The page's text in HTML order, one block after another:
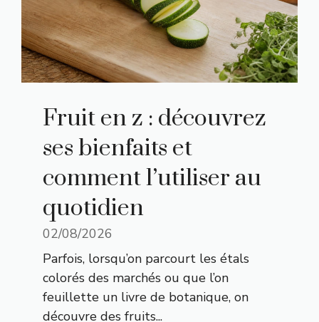
Fruit en z : découvrez
ses bienfaits et
comment l’utiliser au
quotidien
02/08/2026
Parfois, lorsqu’on parcourt les étals
colorés des marchés ou que l’on
feuillette un livre de botanique, on
découvre des fruits...